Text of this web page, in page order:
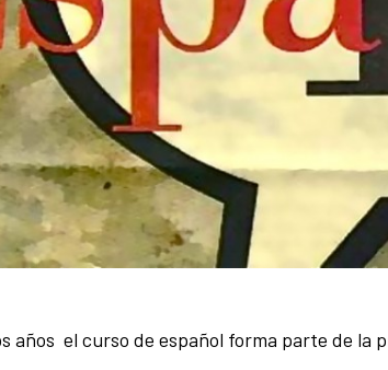
años el curso de español forma parte de la